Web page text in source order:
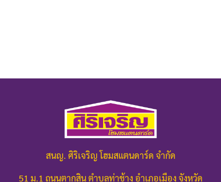
สนญ. ศิริเจริญ โฮมสแตนดาร์ด จำกัด
51 ม.1 ถนนตากสิน ตำบลท่าช้าง อำเภอเมือง จังหวัด